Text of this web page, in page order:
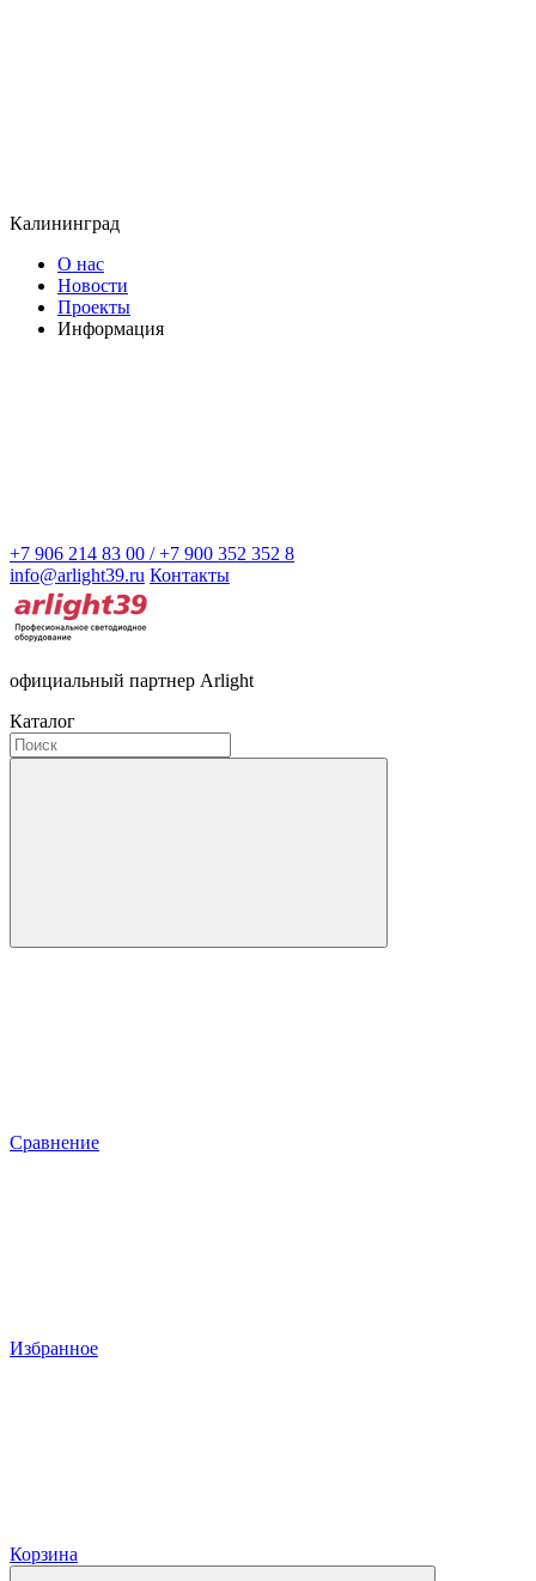
Калининград
О нас
Новости
Проекты
Информация
+7 906 214 83 00 / +7 900 352 352 8
info@arlight39.ru Контакты
официальный партнер Arlight
Каталог
Сравнение
Избранное
Корзина